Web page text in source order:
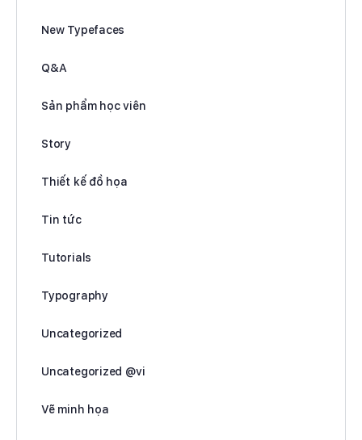
New Typefaces
Q&A
Sản phẩm học viên
Story
Thiết kế đồ họa
Tin tức
Tutorials
Typography
Uncategorized
Uncategorized @vi
Vẽ minh họa